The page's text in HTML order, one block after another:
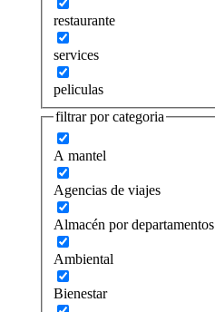
restaurante
services
peliculas
filtrar por categoria
A mantel
Agencias de viajes
Almacén por departamentos
Ambiental
Bienestar